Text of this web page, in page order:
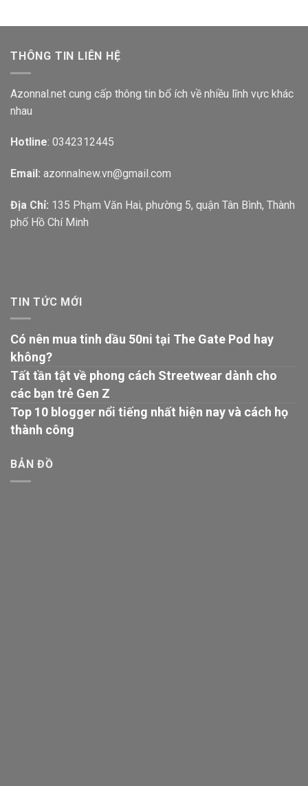
THÔNG TIN LIÊN HỆ
Azonnal.net cung cấp thông tin bổ ích về nhiều lĩnh vực khác
nhau
Hotline: 0342312445
Email: azonnalnew.vn@gmail.com
Địa Chỉ: 135 Phạm Văn Hai, phường 5, quận Tân Bình, Thành
phố Hồ Chí Minh
TIN TỨC MỚI
Có nên mua tinh dầu 50ni tại The Gate Pod hay
không?
Tất tần tật về phong cách Streetwear dành cho
các bạn trẻ Gen Z
Top 10 blogger nổi tiếng nhất hiện nay và cách họ
thành công
BẢN ĐỒ